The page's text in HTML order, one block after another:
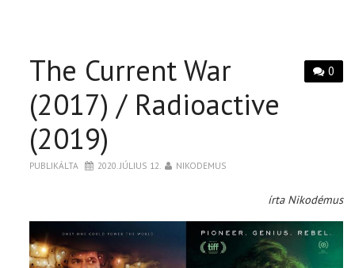
0
The Current War
(2017) / Radioactive
(2019)
PUBLIKÁLTA 2020. JÚLIUS 12. NIKODEMUS
írta Nikodémus